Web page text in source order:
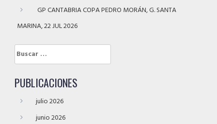
GP CANTABRIA COPA PEDRO MORÁN, G. SANTA
MARINA, 22 JUL 2026
Buscar:
PUBLICACIONES
julio 2026
junio 2026